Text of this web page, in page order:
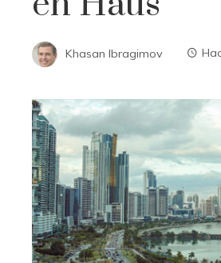
Khasan Ibragimov